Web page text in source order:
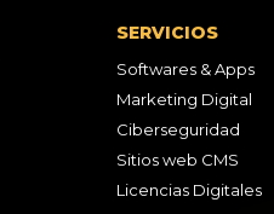
SERVICIOS
Softwares & Apps
Marketing Digital
Ciberseguridad
Sitios web CMS
Licencias Digitales